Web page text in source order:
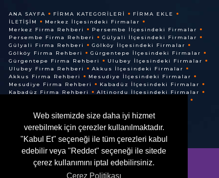
Web sitemizde size daha iyi hizmet
verebilmek için çerezler kullanılmaktadır.
"Kabul Et" seçeneği ile tüm çerezleri kabul
edebilir veya "Reddet" seçeneği ile sitede
çerez kullanımını iptal edebilirsiniz.
Çerez Politikası
ANA SAYFA FIRMA KATEGORILERI
FIRMA EKLE
İLETIŞIM
Merkez İlçesindeki Firmalar
Merkez Firma Rehberi
Persembe İlçesindeki Firmalar
Persembe Firma Rehberi
Gülyali İlçesindeki Firmalar
Gülyali Firma Rehberi
Gölköy İlçesindeki Firmalar
Gölköy Firma Rehberi
Gürgentepe İlçesindeki Firmalar
Gürgentepe Firma Rehberi
Ulubey İlçesindeki Firmalar
Ulubey Firma Rehberi
Akkus İlçesindeki Firmalar
Akkus Firma Rehberi
Mesudiye İlçesindeki Firmalar
Mesudiye Firma Rehberi
Kabadüz İlçesindeki Firmalar
Kabadüz Firma Rehberi
Altinordu İlçesindeki Firmalar
Cuma Firma Rehberi